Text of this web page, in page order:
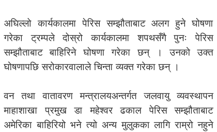
अघिल्लो कार्यकालमा पेरिस सम्झौताबाट अलग हुने घोषणा
गरेका ट्रम्पले दोस्रो कार्यकालमा शपथसँगै पुनः पेरिस
सम्झौताबाट बाहिरिने घोषणा गरेका छन् । उनको उक्त
घोषणापछि सरोकारवालाले चिन्ता व्यक्त गरेका छन् ।
वन तथा वातावरण मन्त्रालयअन्तर्गत जलवायु व्यवस्थापन
माहाशाखा प्रमुख डा महेश्वर ढकाल पेरिस सम्झौताबाट
अमेरिका बाहिरियो भने त्यो अन्य मुलुकका लागि राम्रो नहुने